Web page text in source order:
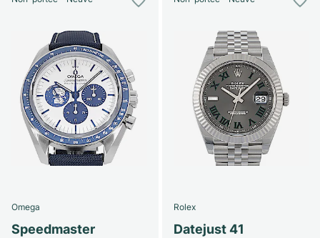
Omega
Speedmaster
Rolex
Datejust 41